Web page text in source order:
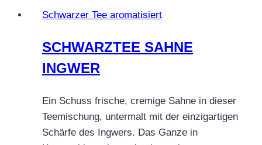
Schwarzer Tee aromatisiert
SCHWARZTEE SAHNE
INGWER
Ein Schuss frische, cremige Sahne in dieser
Teemischung, untermalt mit der einzigartigen
Schärfe des Ingwers. Das Ganze in